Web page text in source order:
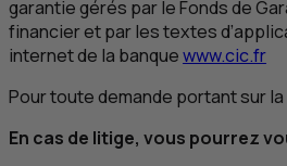
garantie gérés par le Fonds de
financier et par les textes
internet de la banquewww.cic.fr
Pour toute demande portant sur
En cas de litige, vous pourrez